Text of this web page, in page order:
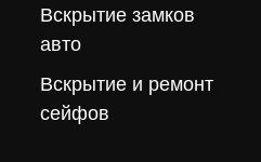
Вскрытие замков
авто
Вскрытие и ремонт
сейфов